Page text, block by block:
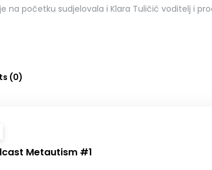
na početku sudjelovala i Klara Tuličić voditelj i
(0)
Metautism #1